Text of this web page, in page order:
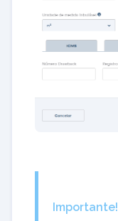
Importante!